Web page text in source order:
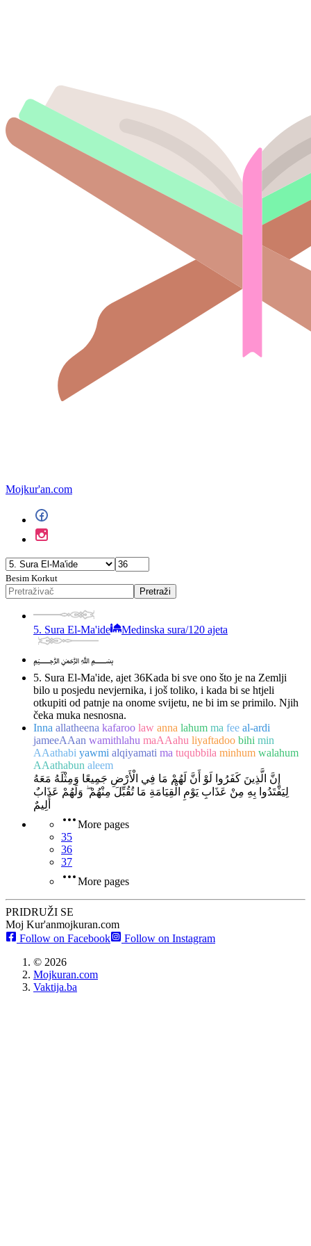
Mojkur'an.com
Besim Korkut
Pretraži
5. Sura El-Ma'ide Medinska sura/120 ajeta
﷽
5. Sura El-Ma'ide, ajet 36Kada bi sve ono što je na Zemlji
bilo u posjedu nevjernika, i još toliko, i kada bi se htjeli
otkupiti od patnje na onome svijetu, ne bi im se primilo. Njih
čeka muka nesnosna.
Inna allatheena kafaroo law anna lahum ma fee al-ardi
jameeAAan wamithlahu maAAahu liyaftadoo bihi min
AAathabi yawmi alqiyamati ma tuqubbila minhum walahum
AAathabun aleem
إِنَّ الَّذِينَ كَفَرُوا لَوْ أَنَّ لَهُمْ مَا فِي الْأَرْضِ جَمِيعًا وَمِثْلَهُ مَعَهُ
لِيَفْتَدُوا بِهِ مِنْ عَذَابِ يَوْمِ الْقِيَامَةِ مَا تُقُبِّلَ مِنْهُمْ ۖ وَلَهُمْ عَذَابٌ
أَلِيمٌ
More pages
35
36
37
More pages
PRIDRUŽI SE
Moj Kur'anmojkuran.com
Follow on Facebook
Follow on Instagram
© 2026
Mojkuran.com
Vaktija.ba